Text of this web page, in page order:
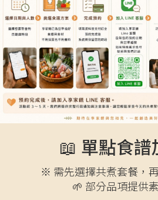
📖 單點食譜
※ 需先選擇共煮套餐，
🌱 部分品項提供